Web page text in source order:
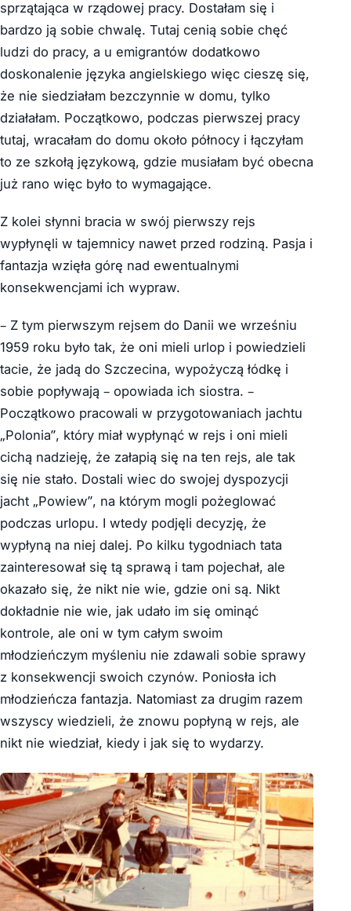
sprzątająca w rządowej pracy. Dostałam się i
bardzo ją sobie chwalę. Tutaj cenią sobie chęć
ludzi do pracy, a u emigrantów dodatkowo
doskonalenie języka angielskiego więc cieszę się,
że nie siedziałam bezczynnie w domu, tylko
działałam. Początkowo, podczas pierwszej pracy
tutaj, wracałam do domu około północy i łączyłam
to ze szkołą językową, gdzie musiałam być obecna
już rano więc było to wymagające.
Z kolei słynni bracia w swój pierwszy rejs
wypłynęli w tajemnicy nawet przed rodziną. Pasja i
fantazja wzięła górę nad ewentualnymi
konsekwencjami ich wypraw.
– Z tym pierwszym rejsem do Danii we wrześniu
1959 roku było tak, że oni mieli urlop i powiedzieli
tacie, że jadą do Szczecina, wypożyczą łódkę i
sobie popływają – opowiada ich siostra. –
Początkowo pracowali w przygotowaniach jachtu
„Polonia”, który miał wypłynąć w rejs i oni mieli
cichą nadzieję, że załapią się na ten rejs, ale tak
się nie stało. Dostali wiec do swojej dyspozycji
jacht „Powiew”, na którym mogli pożeglować
podczas urlopu. I wtedy podjęli decyzję, że
wypłyną na niej dalej. Po kilku tygodniach tata
zainteresował się tą sprawą i tam pojechał, ale
okazało się, że nikt nie wie, gdzie oni są. Nikt
dokładnie nie wie, jak udało im się ominąć
kontrole, ale oni w tym całym swoim
młodzieńczym myśleniu nie zdawali sobie sprawy
z konsekwencji swoich czynów. Poniosła ich
młodzieńcza fantazja. Natomiast za drugim razem
wszyscy wiedzieli, że znowu popłyną w rejs, ale
nikt nie wiedział, kiedy i jak się to wydarzy.